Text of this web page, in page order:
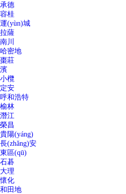
承德
容桂
運(yùn)城
拉薩
南川
哈密地
棗莊
濱
小欖
定安
呼和浩特
榆林
潛江
榮昌
貴陽(yáng)
長(zhǎng)安
東區(qū)
石碁
大理
懷化
和田地